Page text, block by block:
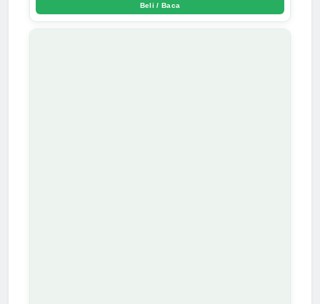
Beli / Baca